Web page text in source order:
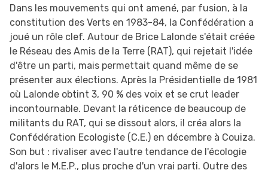
Dans les mouvements qui ont amené, par fusion, à la
constitution des Verts en 1983-84, la Confédération a
joué un rôle clef. Autour de Brice Lalonde s'était créée
le Réseau des Amis de la Terre (RAT), qui rejetait l'idée
d'être un parti, mais permettait quand même de se
présenter aux élections. Après la Présidentielle de 1981
où Lalonde obtint 3, 90 % des voix et se crut leader
incontournable. Devant la réticence de beaucoup de
militants du RAT, qui se dissout alors, il créa alors la
Confédération Ecologiste (C.E.) en décembre à Couiza.
Son but : rivaliser avec l'autre tendance de l'écologie
d'alors le M.E.P., plus proche d'un vrai parti. Outre des